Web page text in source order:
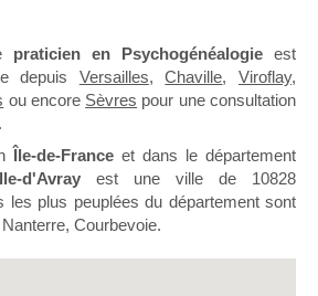
praticien en Psychogénéalogie est
depuis Versailles,Chaville,Viroflay,
ou encore Sèvres pour une consultation
Île-de-France et dans le département
d'Avray est une ville de 10828
les plus peuplées du département sont
Courbevoie.